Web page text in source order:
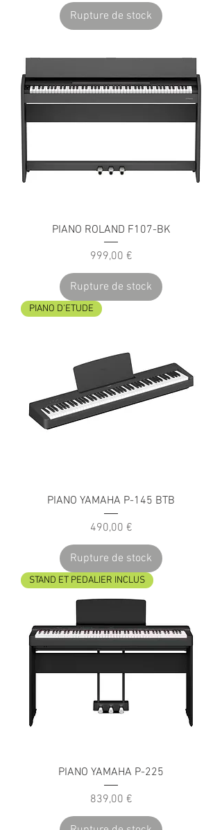
Rupture de stock
PIANO ROLAND F107-BK
Prix
999,00 €
Rupture de stock
PIANO D'ETUDE
PIANO YAMAHA P-145 BTB
Prix
490,00 €
Rupture de stock
STAND ET PEDALIER INCLUS
PIANO YAMAHA P-225
Prix
839,00 €